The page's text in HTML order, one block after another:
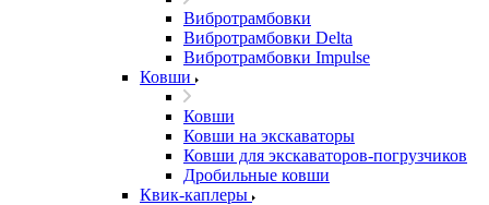
Вибротрамбовки
Вибротрамбовки Delta
Вибротрамбовки Impulse
Ковши
Ковши
Ковши на экскаваторы
Ковши для экскаваторов-погрузчиков
Дробильные ковши
Квик-каплеры